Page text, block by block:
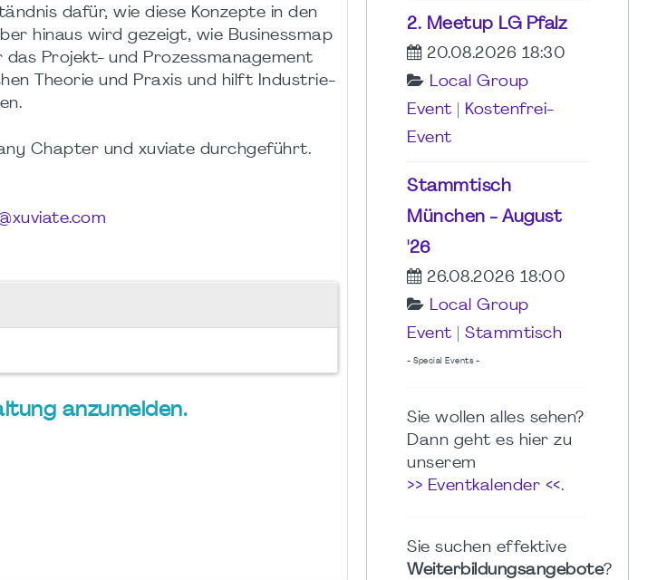
dafür, wie diese Konzepte in den
hinaus wird gezeigt, wie Businessmap
Projekt- und Prozessmanagement
Theorie und Praxis und hilft Industrie-
Chapter und xuviate durchgeführt.
anzumelden.
2. Meetup LG Pfalz
20.08.2026 18:30
Local Group
Event
Kostenfrei-
Event
Stammtisch
München - August
'26
26.08.2026 18:00
Local Group
Event
Stammtisch
- Special Events -
Sie wollen alles sehen?
Dann geht es hier zu
unserem
>> Eventkalender <<.
Sie suchen effektive
Weiterbildungsangebote?